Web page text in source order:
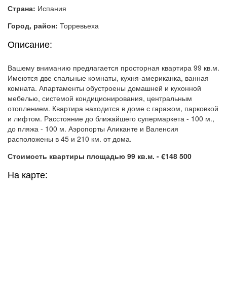
Страна: Испания
Город, район: Торревьеха
Описание:
Вашему вниманию предлагается просторная квартира 99 кв.м.
Имеются две спальные комнаты, кухня-американка, ванная
комната. Апартаменты обустроены домашней и кухонной
мебелью, системой кондиционирования, центральным
отоплением. Квартира находится в доме с гаражом, парковкой
и лифтом. Расстояние до ближайшего супермаркета - 100 м.,
до пляжа - 100 м. Аэропорты Аликанте и Валенсия
расположены в 45 и 210 км. от дома.
Стоимость квартиры площадью 99 кв.м. - €148 500
На карте: